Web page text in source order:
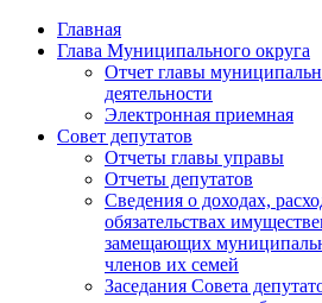
Главная
Глава Муниципального округа
Отчет главы
деятельности
Электронная приемная
Совет депутатов
Отчеты главы управы
Отчеты депутатов
Сведения о доходах,
обязательствах
замещающих
членов их семей
Заседания Совета